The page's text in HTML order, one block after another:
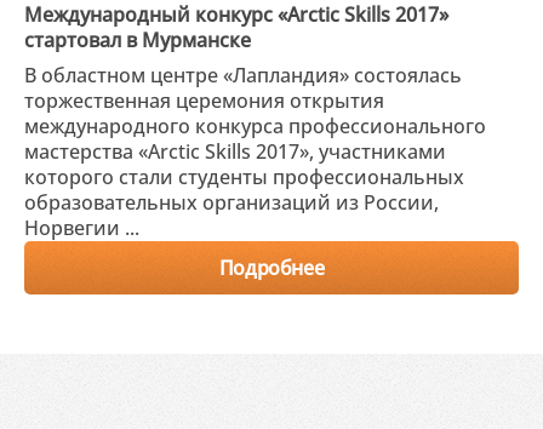
Международный конкурс «Arctic Skills 2017»
стартовал в Мурманске
В областном центре «Лапландия» состоялась
торжественная церемония открытия
международного конкурса профессионального
мастерства «Arctic Skills 2017», участниками
которого стали студенты профессиональных
образовательных организаций из России,
Норвегии ...
Подробнее